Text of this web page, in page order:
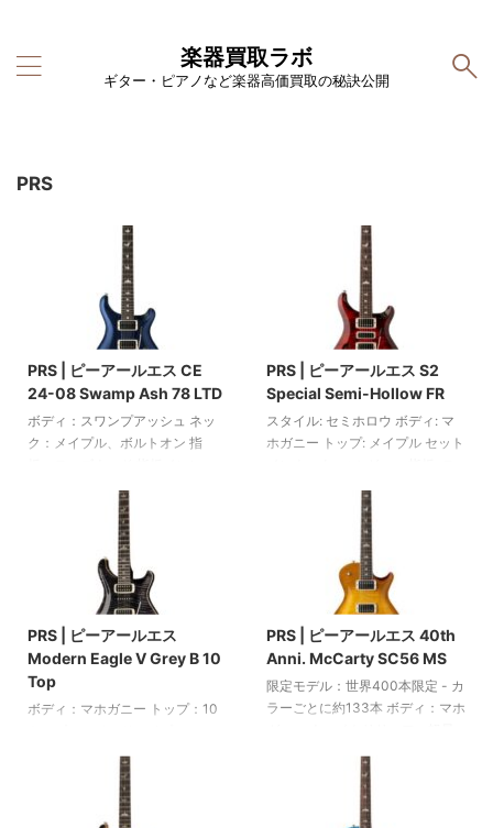
楽器買取ラボ
ギター・ピアノなど楽器高価買取の秘訣公開
PRS
PRS | ピーアールエス CE
24-08 Swamp Ash 78 LTD
ボディ：スワンプアッシュ ネッ
ク：メイプル、ボルトオン 指
ンシン スケール：635 mm 24フ
レット ピックアップ：2基のPRS
85/15 トレブルとベース用ハムバ
ッカー ボリューム1つ、トーンコ
ントロール1つ 3ウェイスイッチ
コイルタップ用のミニスイッチ2
つ PRSトレモロ PRSロッキング
マシンヘッド ニッケルハードウ
ェア カラー：メタリックミッド
ナイト PRSプレミアムギグバッ
PRS | ピーアールエス S2
Special Semi-Hollow FR
スタイル: セミホロウ ボディ: マ
ホガニー トップ: メイプル セット
ードインレイ ネックプロファイ
ル: パターンレギュラー 指板半径:
254 mm (10インチ) スケール:
635 mm (25インチ) ナット幅:
42.9 mm (1.69インチ) フレット
数: 22 ピックアップ: 58/15 LT (ブ
リッジとネック) 2基、PRS
Narrowfield (ミドル) ハムバッカ
ー 1基 ボリュームとトーンコント
ロール各1基 ...
PRS | ピーアールエス
Modern Eagle V Grey B 10
Top
ボディ：マホガニー トップ：10
トインネック：マホガニー 指
板：ローズウッド バーズ指板イ
ンレイ 指板半径：254 mm（10
インチ） スケール：635
PRS | ピーアールエス 40th
Anni. McCarty SC56 MS
限定モデル：世界400本限定 - カ
ラーごとに約133本 ボディ：マホ
ル セットインネック：マホガニ
ー 指板：ローズウッド 指板イン
レイ：オールドスクールバーズ